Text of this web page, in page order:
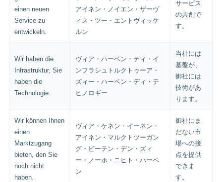
einen neuen
Service zu
entwickeln.
アイネン・ノイエン・ザーヴ
ィス・ツー・エントヴィッケ
ルン
サービス
の共創で
す。
Wir haben die
Infrastruktur, Sie
haben die
Technologie.
ヴィア・ハーベン・ディ・イ
ンフラシュトルクトゥーア・
ズィー・ハーベン・ディ・テ
ヒノロギー
当社には
基盤が、
御社には
技術があ
ります。
Wir können Ihnen
einen
Marktzugang
bieten, den Sie
noch nicht
haben.
ヴィア・ケネン・イーネン・
アイネン・マルクトツーガン
グ・ビーテン・デン・ズィ
ー・ノーホ・ニヒト・ハーベ
ン
御社にま
だない市
場への接
点を提供
できま
す。